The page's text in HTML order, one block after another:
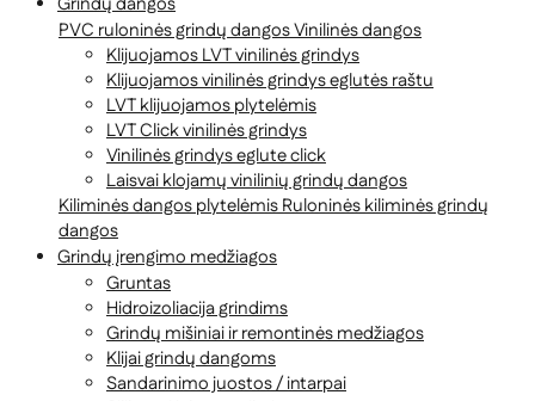
PVC ruloninės grindų dangosVinilinės dangos
Klijuojamos LVT vinilinės grindys
Klijuojamos vinilinės grindys eglutės raštu
LVT klijuojamos plytelėmis
LVT Click vinilinės grindys
Vinilinės grindys eglute click
Laisvai klojamų vinilinių grindų dangos
Kiliminės dangos plytelėmisRuloninės kiliminės grindų
dangos
Grindų įrengimo medžiagos
Gruntas
Hidroizoliacija grindims
Grindų mišiniai ir remontinės medžiagos
Klijai grindų dangoms
Sandarinimo juostos / intarpai